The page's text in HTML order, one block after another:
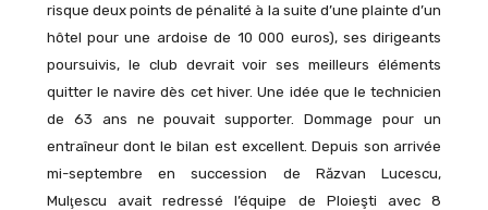
risque deux points de pénalité à la suite d’une plainte d’un
hôtel pour une ardoise de 10 000 euros), ses dirigeants
poursuivis, le club devrait voir ses meilleurs éléments
quitter le navire dès cet hiver. Une idée que le technicien
de 63 ans ne pouvait supporter. Dommage pour un
entraîneur dont le bilan est excellent. Depuis son arrivée
mi-septembre en succession de Răzvan Lucescu,
Mulţescu avait redressé l’équipe de Ploieşti avec 8